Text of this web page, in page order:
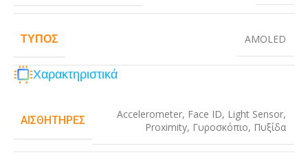
ΤΎΠΟΣ AMOLED
Χαρακτηριστικά
ΑΙΣΘΗΤΉΡΕΣ Accelerometer, Face ID, Light Sensor,
Proximity, Γυροσκόπιο, Πυξίδα